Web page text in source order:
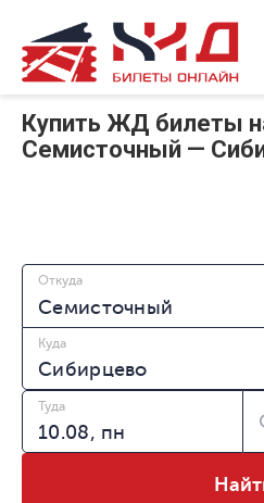
Купить ЖД билеты
Семисточный —
Откуда
Куда
Туда